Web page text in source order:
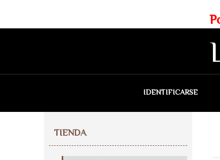
Web exclusiva para
Portes gratis para Madrid
IDENTIFICARSE
TIENDA